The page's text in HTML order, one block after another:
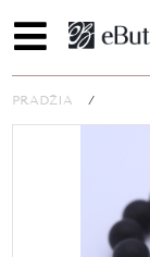
PRADŽIA /